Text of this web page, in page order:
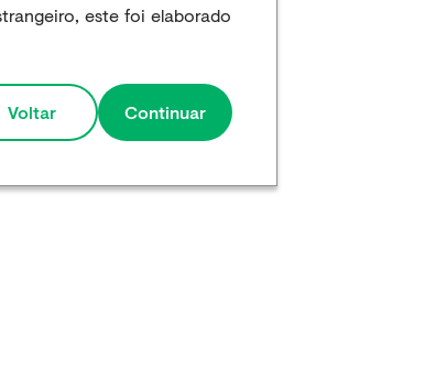
este foi elaborado
Voltar Continuar